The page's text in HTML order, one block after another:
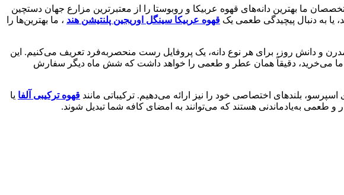
ما بهترین دانه‌های قهوه عربیکا و روبوستا را از معتبرترین مزارع جهان دستچین
یا به دنبال پیچیدگی طعمی یک قهوه عربیکا سینگل اوریجین پلنتیشن هند ، ما بهترین‌ها را
و دانش روز، برای هر نوع دانه، یک پروفایل رست منحصربه‌فرد تعریف می‌کنیم. این
ما می‌خرید، دقیقاً همان عطر و طعمی را خواهد داشت که شش ماه دیگر سفارش
بلندهای اختصاصی خود را نیز ارائه می‌دهیم. ترکیباتی مانند قهوه ترکیبی آلفا یا
طعمی به‌یادماندنی هستند که می‌توانند به امضای کافه شما تبدیل شوند.